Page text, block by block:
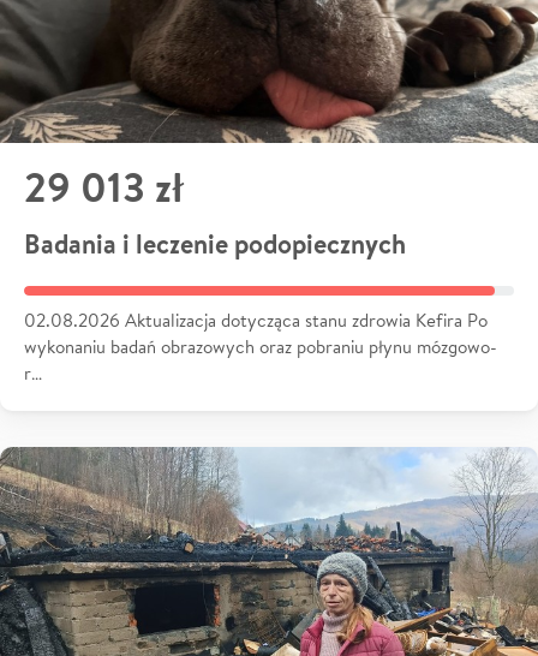
29 013 zł
Badania i leczenie podopiecznych
02.08.2026 Aktualizacja dotycząca stanu zdrowia Kefira Po
wykonaniu badań obrazowych oraz pobraniu płynu mózgowo-
r…